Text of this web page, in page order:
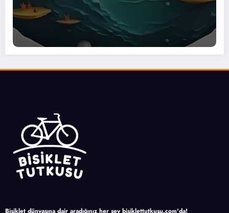
Bisiklet dünyasına dair aradığınız her şey bisiklettutkusu.com'da!